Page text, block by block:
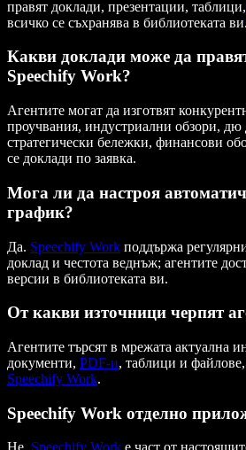
правят доклади, презентации, таблици,
всичко се съхранява в библиотеката ви.
Какви доклади може да
Speechify Work?
Агентите могат да изготвят
проучвания, индустриални обзори,
стратегически бележки, финансови
се доклади по заявка.
Мога ли да настроя
график?
Да. Speechify Work поддържа
доклад и честота веднъж; агентите
версии в библиотеката ви.
От какви източници черпят
Агентите търсят в мрежата актуална
документи, PDF-и, таблици и
Speechify Work.
Speechify Work отделно